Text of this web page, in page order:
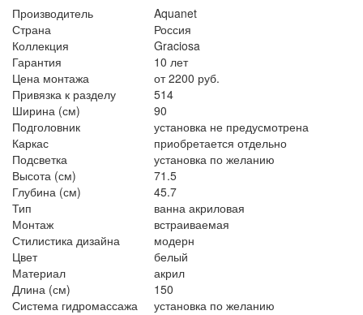
Производитель
Aquanet
Страна
Россия
Коллекция
Graciosa
Гарантия
10 лет
Цена монтажа
от 2200 руб.
Привязка к разделу
514
Ширина (см)
90
Подголовник
установка не предусмотрена
Каркас
приобретается отдельно
Подсветка
установка по желанию
Высота (см)
71.5
Глубина (см)
45.7
Тип
ванна акриловая
Монтаж
встраиваемая
Стилистика дизайна
модерн
Цвет
белый
Материал
акрил
Длина (см)
150
Система гидромассажа
установка по желанию